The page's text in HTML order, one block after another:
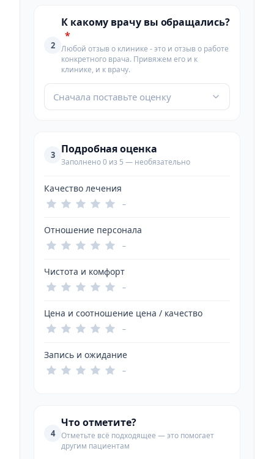
2
К какому врачу вы обращались?
*
Любой отзыв о клинике - это и отзыв о работе
конкретного врача. Привяжем его и к
клинике, и к врачу.
Сначала поставьте оценку
3 Подробная оценка
Заполнено 0 из 5 — необязательно
Качество лечения
–
Отношение персонала
–
Чистота и комфорт
–
Цена и соотношение цена / качество
–
Запись и ожидание
–
4
Что отметите?
Отметьте всё подходящее — это помогает
другим пациентам